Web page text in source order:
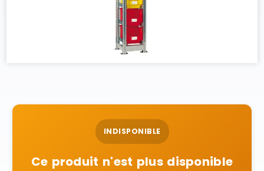
INDISPONIBLE
Ce produit n'est plus disponible